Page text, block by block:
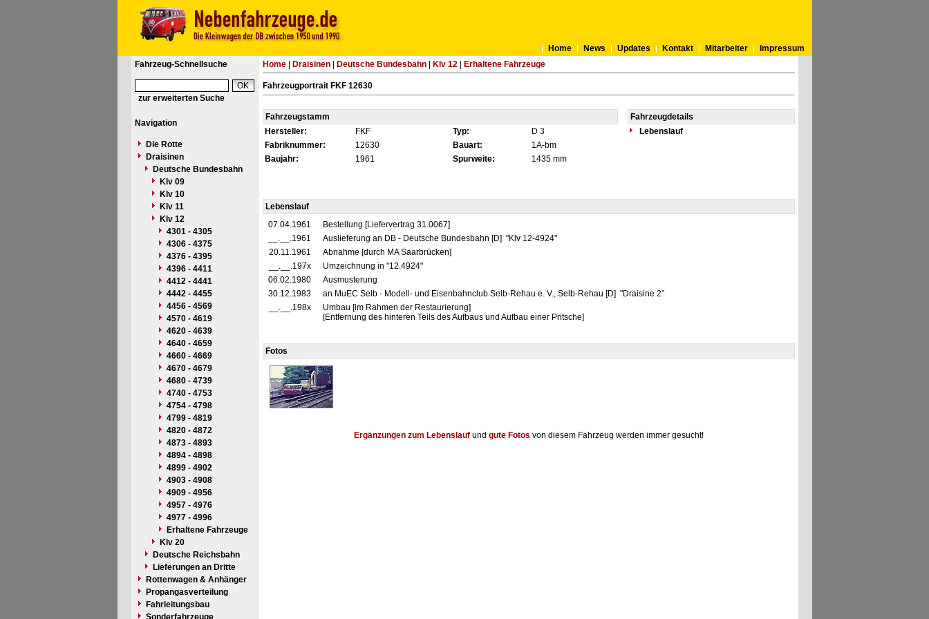
Home News Updates Kontakt Mitarbeiter
Impressum
Fahrzeug-Schnellsuche
zur erweiterten Suche
Navigation
Die Rotte
Draisinen
Deutsche Bundesbahn
Klv 09
Klv 10
Klv 11
Klv 12
4301 - 4305
4306 - 4375
4376 - 4395
4396 - 4411
4412 - 4441
4442 - 4455
4456 - 4569
4570 - 4619
4620 - 4639
4640 - 4659
4660 - 4669
4670 - 4679
4680 - 4739
4740 - 4753
4754 - 4798
4799 - 4819
4820 - 4872
4873 - 4893
4894 - 4898
4899 - 4902
4903 - 4908
4909 - 4956
4957 - 4976
4977 - 4996
Erhaltene Fahrzeuge
Klv 20
Deutsche Reichsbahn
Lieferungen an Dritte
Rottenwagen & Anhänger
Propangasverteilung
Fahrleitungsbau
Sonderfahrzeuge
Home| Draisinen| Deutsche Bundesbahn| Klv 12| Erhaltene Fahrzeuge
Fahrzeugportrait FKF 12630
Fahrzeugstamm
Fahrzeugdetails
Hersteller:
FKF Typ: D 3
Lebenslauf
Fabriknummer:
12630 Bauart:
1A-bm
Baujahr:
1961 Spurweite: 1435 mm
Lebenslauf
07.04.1961
Bestellung [Liefervertrag 31.0067]
__.__.1961
Auslieferung an DB - Deutsche Bundesbahn [D] "Klv 12-4924"
20.11.1961
Abnahme [durch MA Saarbrücken]
__.__.197x
Umzeichnung in "12.4924"
06.02.1980
Ausmusterung
30.12.1983
an MuEC Selb - Modell- und Eisenbahnclub Selb-Rehau e. V., Selb-Rehau [D] "Draisine 2"
__.__.198x
Umbau [im Rahmen der Restaurierung]
[Entfernung des hinteren Teils des Aufbaus und Aufbau einer Pritsche]
Fotos
Ergänzungen zum Lebenslaufund gute Fotos von diesem Fahrzeug werden immer gesucht!